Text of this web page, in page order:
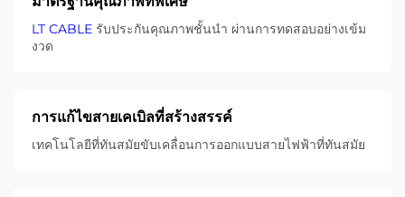
LT CABLE รับประกันคุณภาพชั้นนํา ผ่านการทดสอบอย่างเข้ม
งวด
การแก้ไขสายเคเบิลที่สร้างสรรค์
เทคโนโลยีที่ทันสมัยขับเคลื่อนการออกแบบสายไฟฟ้าที่ทันสมัย